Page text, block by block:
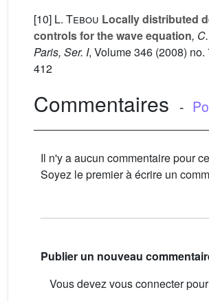
[10] L. Tebou Locally distributed
controls for the wave equation,
Paris, Ser. I, Volume 346 (2008) no.
412
Commentaires -
Il n'y a aucun commentaire pour
Soyez le premier à écrire un
Publier un nouveau
Vous devez vous connecter